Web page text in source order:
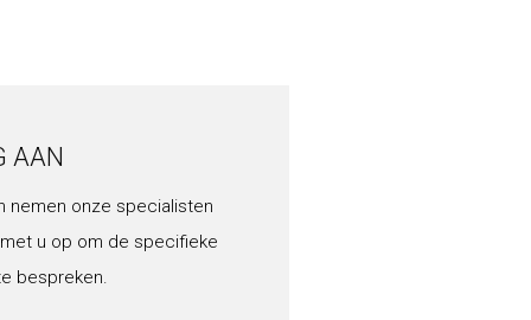
AAN
nemen onze specialisten
u op om de specifieke
bespreken.